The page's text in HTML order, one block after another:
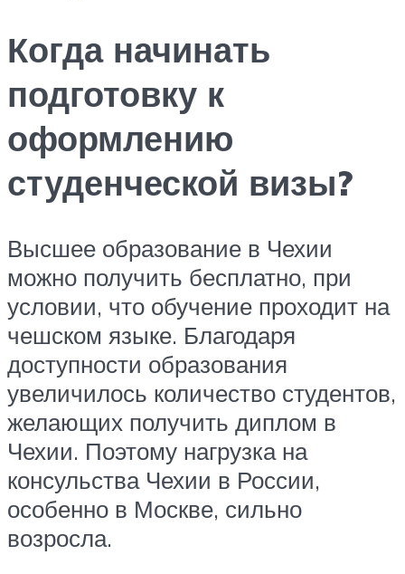
Когда начинать
подготовку к
оформлению
студенческой визы?
Высшее образование в Чехии
можно получить бесплатно, при
условии, что обучение проходит на
чешском языке. Благодаря
доступности образования
увеличилось количество студентов,
желающих получить диплом в
Чехии. Поэтому нагрузка на
консульства Чехии в России,
особенно в Москве, сильно
возросла.